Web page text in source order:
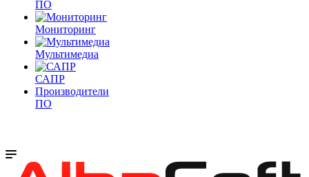
ПО
Мониторинг
Мультимедиа
САПР
Производители
ПО